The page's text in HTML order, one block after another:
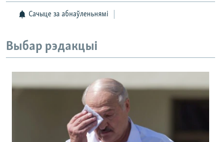
Сачыце за абнаўленьнямі
Выбар рэдакцыі